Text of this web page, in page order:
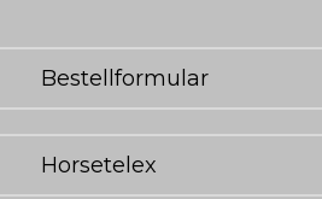
Bestellformular
Horsetelex